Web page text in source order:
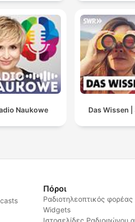
Naukowe Das Wissen |
Πόροι
Ραδιοτηλεοπτικός φορέας
Widgets
Ιστοσελίδες Ραδιοφώνου